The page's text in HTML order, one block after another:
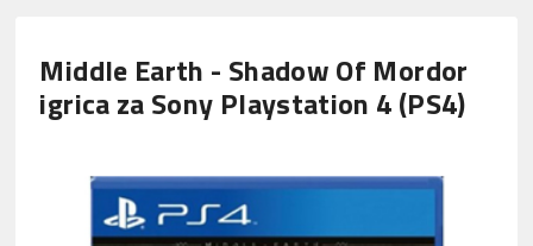
Middle Earth - Shadow Of Mordor
igrica za Sony Playstation 4 (PS4)